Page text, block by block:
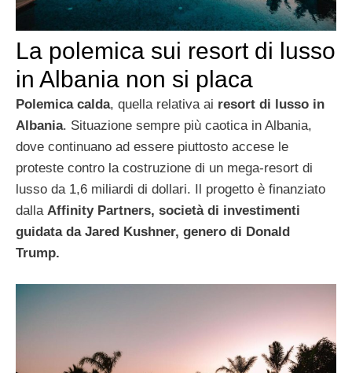
La polemica sui resort di lusso
in Albania non si placa
Polemica calda, quella relativa ai resort di lusso in
Albania. Situazione sempre più caotica in Albania,
dove continuano ad essere piuttosto accese le
proteste contro la costruzione di un mega-resort di
lusso da 1,6 miliardi di dollari. Il progetto è finanziato
dalla Affinity Partners, società di investimenti
guidata da Jared Kushner, genero di Donald
Trump.